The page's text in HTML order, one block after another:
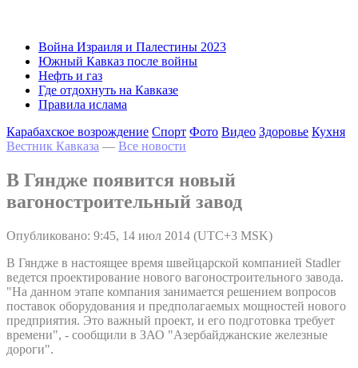
Война Израиля и Палестины 2023
Южный Кавказ после войны
Нефть и газ
Где отдохнуть на Кавказе
Правила ислама
Карабахское возрождение Спорт Фото Видео Здоровье Кухня
Вестник Кавказа — Все новости
В Гяндже появится новый
вагоностроительный завод
Опубликовано: 9:45, 14 июл 2014 (UTC+3 MSK)
В Гяндже в настоящее время швейцарской компанией Stadler
ведется проектирование нового вагоностроительного завода.
"На данном этапе компания занимается решением вопросов
поставок оборудования и предполагаемых мощностей нового
предприятия. Это важный проект, и его подготовка требует
времени", - сообщили в ЗАО "Азербайджанские железные
дороги".